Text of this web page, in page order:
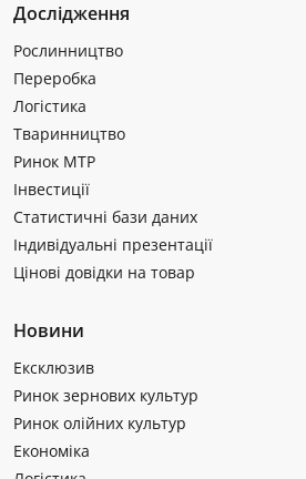
Дослідження
Рослинництво
Переробка
Логістика
Тваринництво
Ринок МТР
Інвестиції
Статистичні бази даних
Індивідуальні презентації
Цінові довідки на товар
Новини
Ексклюзив
Ринок зернових культур
Ринок олійних культур
Економіка